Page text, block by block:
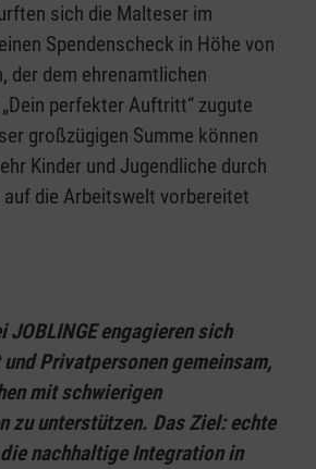
sich die Malteser im
Spendenscheck in Höhe von
der dem ehrenamtlichen
perfekter Auftritt“ zugute
großzügigen Summe können
Kinder und Jugendliche durch
auf die Arbeitswelt vorbereitet
JOBLINGE engagieren sich
Privatpersonen gemeinsam,
mit schwierigen
zu unterstützen. Das Ziel: echte
nachhaltige Integration in